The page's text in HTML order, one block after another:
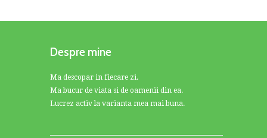
Despre mine
Ma descopar in fiecare zi.
Ma bucur de viata si de oamenii din ea.
Lucrez activ la varianta mea mai buna.